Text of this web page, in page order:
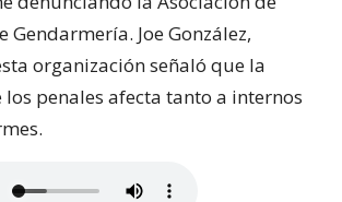
Gendarmería. Joe González,
organización señaló que la
penales afecta tanto a internos